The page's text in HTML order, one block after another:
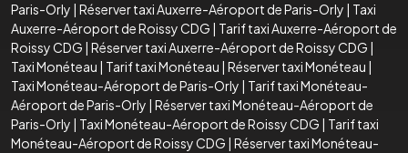
Paris-Orly | Réserver taxi Auxerre-Aéroport de Paris-Orly | Taxi
Auxerre-Aéroport de Roissy CDG | Tarif taxi Auxerre-Aéroport de
Roissy CDG | Réserver taxi Auxerre-Aéroport de Roissy CDG |
Taxi Monéteau | Tarif taxi Monéteau | Réserver taxi Monéteau |
Taxi Monéteau-Aéroport de Paris-Orly | Tarif taxi Monéteau-
Aéroport de Paris-Orly | Réserver taxi Monéteau-Aéroport de
Paris-Orly | Taxi Monéteau-Aéroport de Roissy CDG | Tarif taxi
Monéteau-Aéroport de Roissy CDG | Réserver taxi Monéteau-